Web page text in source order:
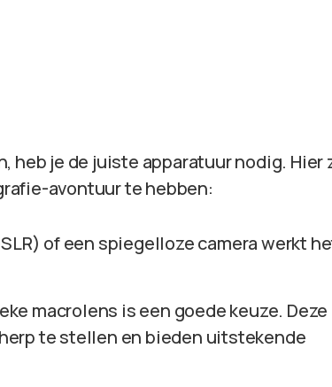
heb je de juiste apparatuur nodig. Hier
avontuur te hebben:
of een spiegelloze camera werkt
macrolens is een goede keuze. Deze
te stellen en bieden uitstekende